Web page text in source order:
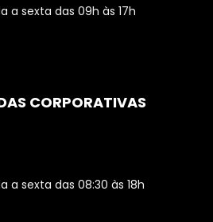
a sexta das 09h às 17h
CORPORATIVAS
sexta das 08:30 às 18h